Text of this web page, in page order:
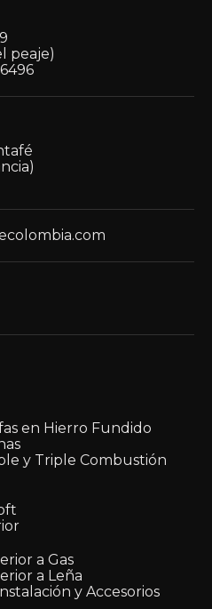
peaje)
en Hierro Fundido
y Triple Combustión
a Gas
a Leña
y Accesorios